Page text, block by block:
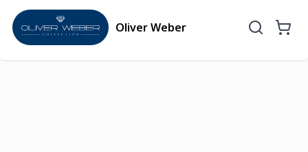
Oliver Weber